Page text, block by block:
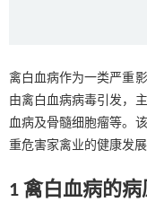
禽白血病作为一类严重
由禽白血病病毒引发，
血病及骨髓细胞瘤等。
重危害家禽业的健康发
1 禽白血病的